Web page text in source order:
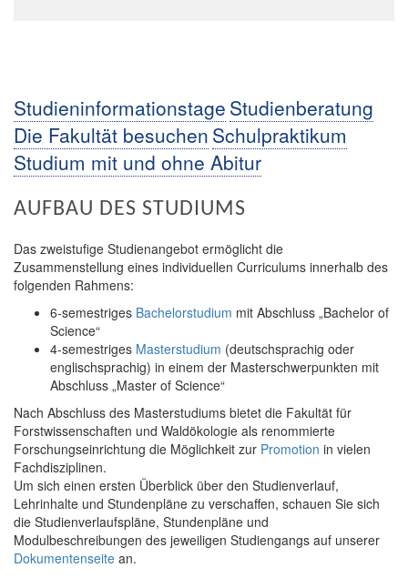
Studieninformationstage Studienberatung
Die Fakultät besuchen Schulpraktikum
Studium mit und ohne Abitur
AUFBAU DES STUDIUMS
Das zweistufige Studienangebot ermöglicht die
Zusammenstellung eines individuellen Curriculums innerhalb des
folgenden Rahmens:
6-semestriges Bachelorstudium mit Abschluss „Bachelor of
Science“
4-semestriges Masterstudium (deutschsprachig oder
englischsprachig) in einem der Masterschwerpunkten mit
Abschluss „Master of Science“
Nach Abschluss des Masterstudiums bietet die Fakultät für
Forstwissenschaften und Waldökologie als renommierte
Forschungseinrichtung die Möglichkeit zur Promotion in vielen
Fachdisziplinen.
Um sich einen ersten Überblick über den Studienverlauf,
Lehrinhalte und Stundenpläne zu verschaffen, schauen Sie sich
die Studienverlaufspläne, Stundenpläne und
Modulbeschreibungen des jeweiligen Studiengangs auf unserer
Dokumentenseite an.